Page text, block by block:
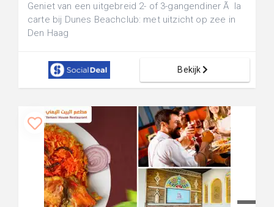
Geniet van een uitgebreid 2- of 3-gangendiner Ã la
carte bij Dunes Beachclub: met uitzicht op zee in
Den Haag
Bekijk